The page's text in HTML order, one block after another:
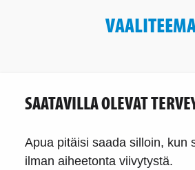
SAATAVILLA OLEVAT
Apua pitäisi saada silloin, kun
ilman aiheetonta viivytystä.